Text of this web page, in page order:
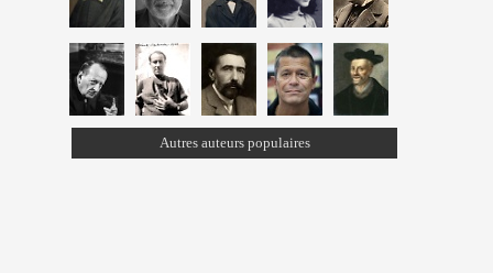
Autres auteurs populaires